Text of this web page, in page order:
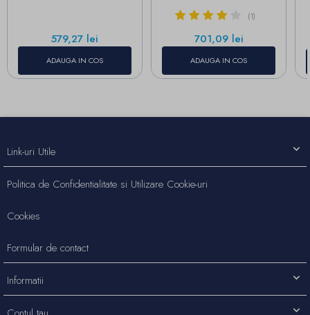
Pret
579,27 lei
ADAUGA IN COS
(1)
Pret
701,09 lei
ADAUGA IN COS
Link-uri Utile
Politica de Confidentialitate si Utilizare Cookie-uri
Cookies
Formular de contact
Informatii